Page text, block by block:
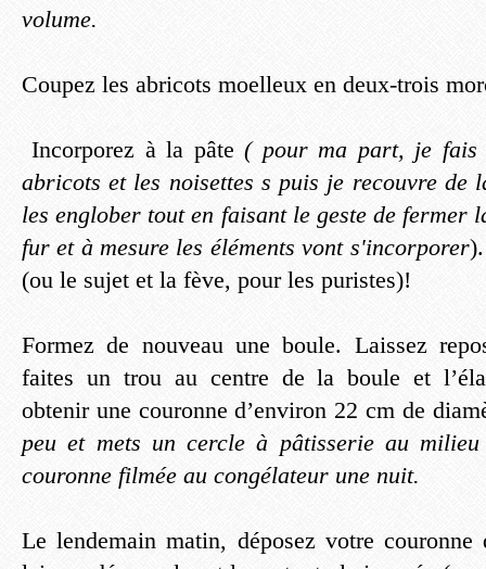
volume.
Coupez les abricots moelleux en deux-trois
Incorporez à la pâte( pour ma part, je fais
abricots et les noisettes s puis je recouvre de
les englober tout en faisant le geste de fermer
fur et à mesure les éléments vont s'incorporer
(ou le sujet et la fève, pour les puristes)!
Formez de nouveau une boule. Laissez
faites un trou au centre de la boule et
obtenir une couronne d’environ 22 cm de
peu et mets un cercle à pâtisserie au
couronne filmée au congélateur une nuit.
Le lendemain matin, déposez votre